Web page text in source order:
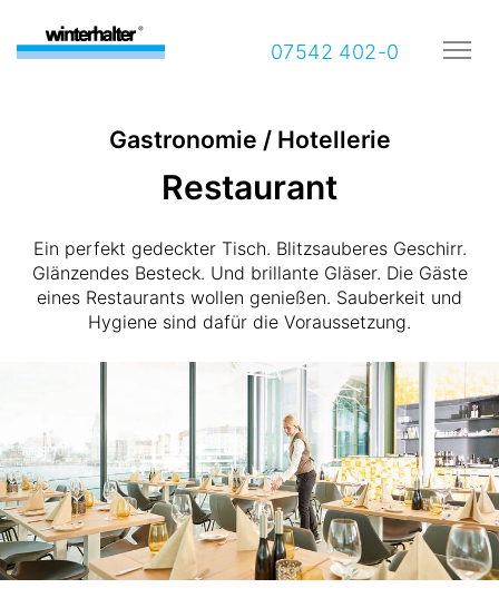
07542 402-0
Gastronomie / Hotellerie
Restaurant
Ein perfekt gedeckter Tisch. Blitzsauberes Geschirr.
Glänzendes Besteck. Und brillante Gläser. Die Gäste
eines Restaurants wollen genießen. Sauberkeit und
Hygiene sind dafür die Voraussetzung.